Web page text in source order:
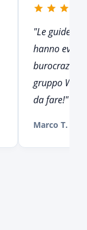
"Le guide
hanno
burocrazia
gruppo
da fare!"
Marco T. -